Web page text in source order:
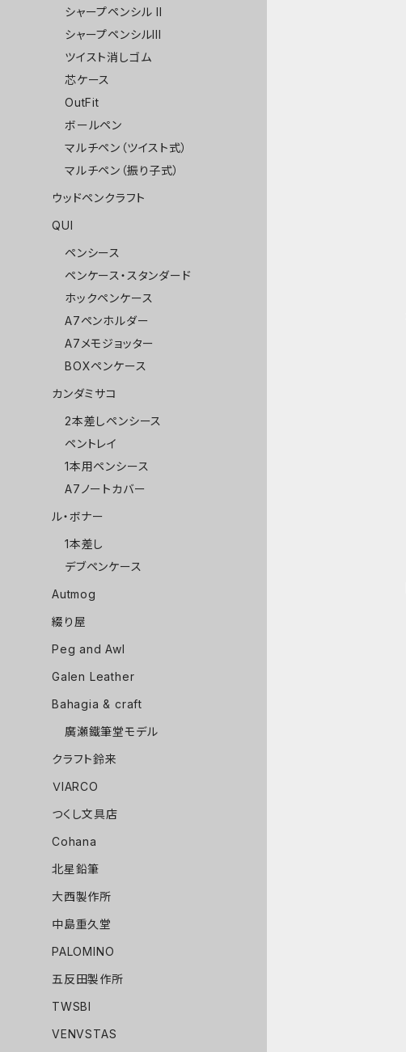
シャープペンシル II
シャープペンシルIII
ツイスト消しゴム
芯ケース
OutFit
ボールペン
マルチペン（ツイスト式）
マルチペン（振り子式）
ウッドペンクラフト
QUI
ペンシース
ペンケース・スタンダード
ホックペンケース
A7ペンホルダー
A7メモジョッター
BOXペンケース
カンダミサコ
2本差しペンシース
ペントレイ
1本用ペンシース
A7ノートカバー
ル・ボナー
1本差し
デブペンケース
Autmog
綴り屋
Peg and Awl
Galen Leather
Bahagia & craft
廣瀬鐵筆堂モデル
クラフト鈴来
ＶIARCO
つくし文具店
Cohana
北星鉛筆
大西製作所
中島重久堂
PALOMINO
五反田製作所
TWSBI
VENVSTAS